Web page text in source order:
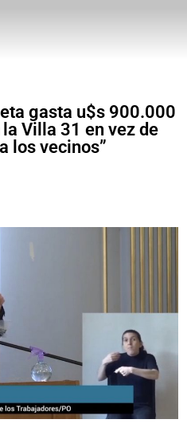
gasta u$s 900.000
Villa 31 en vez de
los vecinos”